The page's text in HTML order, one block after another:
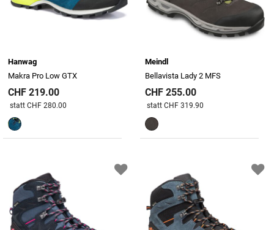
Hanwag
Makra Pro Low GTX
CHF 219.00
Preis reduziert von
statt CHF 280.00
Meindl
Bellavista Lady 2 MFS
CHF 255.00
Preis reduziert von
statt CHF 319.90